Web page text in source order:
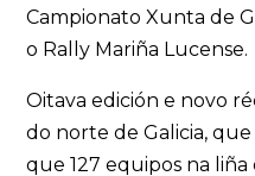
Campionato Xunta de
o Rally Mariña Lucense.
Oitava edición e novo
do norte de Galicia,
que 127 equipos na liña